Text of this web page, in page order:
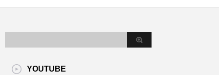
YOUTUBE